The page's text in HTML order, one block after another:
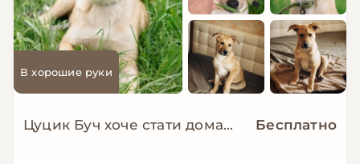
В хорошие руки
Цуцик Буч хоче стати домашнім! Бесплатно